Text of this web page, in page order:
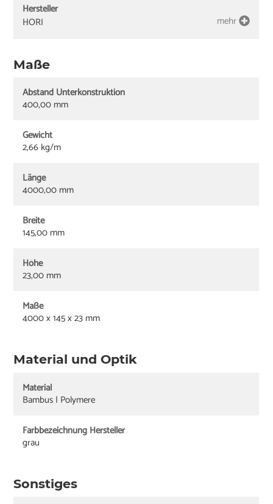
Hersteller
HORI
mehr
Maße
Abstand Unterkonstruktion
400,00 mm
Gewicht
2,66 kg/m
Länge
4000,00 mm
Breite
145,00 mm
Höhe
23,00 mm
Maße
4000 x 145 x 23 mm
Material und Optik
Material
Bambus | Polymere
Farbbezeichnung Hersteller
grau
Sonstiges